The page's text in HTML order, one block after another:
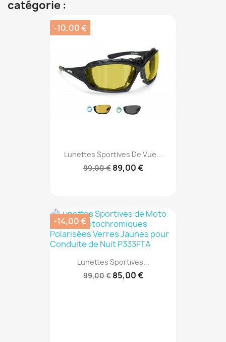
catégorie :
Lunettes Sportives De Vue...
99,00 € 89,00 €
-10,00 €
Lunettes Sportives...
99,00 € 85,00 €
-14,00 €